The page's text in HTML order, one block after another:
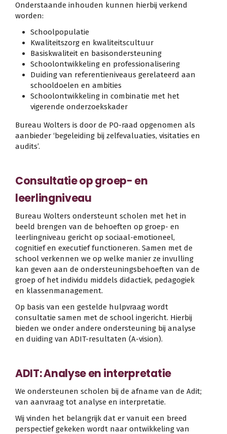
Onderstaande inhouden kunnen hierbij verkend
worden:
Schoolpopulatie
Kwaliteitszorg en kwaliteitscultuur
Basiskwaliteit en basisondersteuning
Schoolontwikkeling en professionalisering
Duiding van referentieniveaus gerelateerd aan
schooldoelen en ambities
Schoolontwikkeling in combinatie met het
vigerende onderzoekskader
Bureau Wolters is door de PO-raad opgenomen als
aanbieder ‘begeleiding bij zelfevaluaties, visitaties en
audits’.
Consultatie op groep- en
leerlingniveau
Bureau Wolters ondersteunt scholen met het in
beeld brengen van de behoeften op groep- en
leerlingniveau gericht op sociaal-emotioneel,
cognitief en executief functioneren. Samen met de
school verkennen we op welke manier ze invulling
kan geven aan de ondersteuningsbehoeften van de
groep of het individu middels didactiek, pedagogiek
en klassenmanagement.
Op basis van een gestelde hulpvraag wordt
consultatie samen met de school ingericht. Hierbij
bieden we onder andere ondersteuning bij analyse
en duiding van ADIT-resultaten (A-vision).
ADIT: Analyse en interpretatie
We ondersteunen scholen bij de afname van de Adit;
van aanvraag tot analyse en interpretatie.
Wij vinden het belangrijk dat er vanuit een breed
perspectief gekeken wordt naar ontwikkeling van